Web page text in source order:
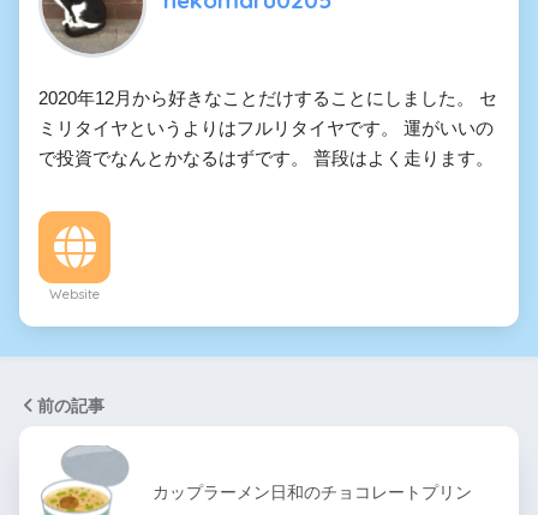
2020年12月から好きなことだけすることにしました。 セ
ミリタイヤというよりはフルリタイヤです。 運がいいの
で投資でなんとかなるはずです。 普段はよく走ります。
Website
前の記事
カップラーメン日和のチョコレートプリン